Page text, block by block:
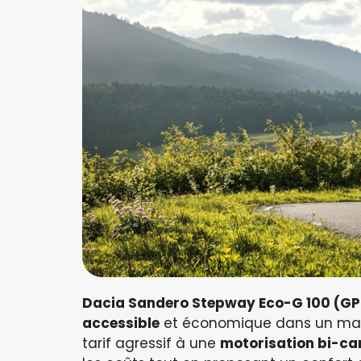
Dacia Sandero Stepway Eco-G 100
accessible et économique dans un
tarif agressif à une motorisation bi-